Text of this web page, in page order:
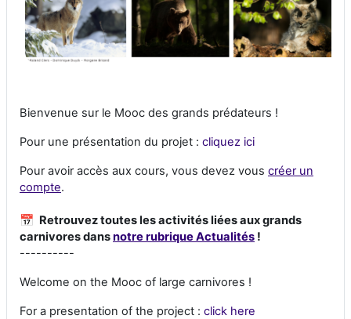
Bienvenue sur le Mooc des grands prédateurs !
Pour une présentation du projet : cliquez ici
Pour avoir accès aux cours, vous devez vous créer un
compte.
📅 Retrouvez toutes les activités liées aux grands
carnivores dansnotre rubrique Actualités !
----------
Welcome on the Mooc of large carnivores !
For a presentation of the project : click here